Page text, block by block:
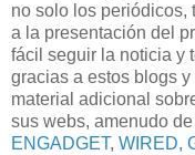
no solo los periódicos,
a la presentación del
fácil seguir la noticia y
gracias a estos blogs
material adicional
sus webs, amenudo
ENGADGET, WIRED,